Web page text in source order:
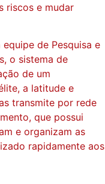
riscos e mudar
de Pesquisa e
o sistema de
de um
a latitude e
transmite por rede
que possui
e organizam as
rapidamente aos